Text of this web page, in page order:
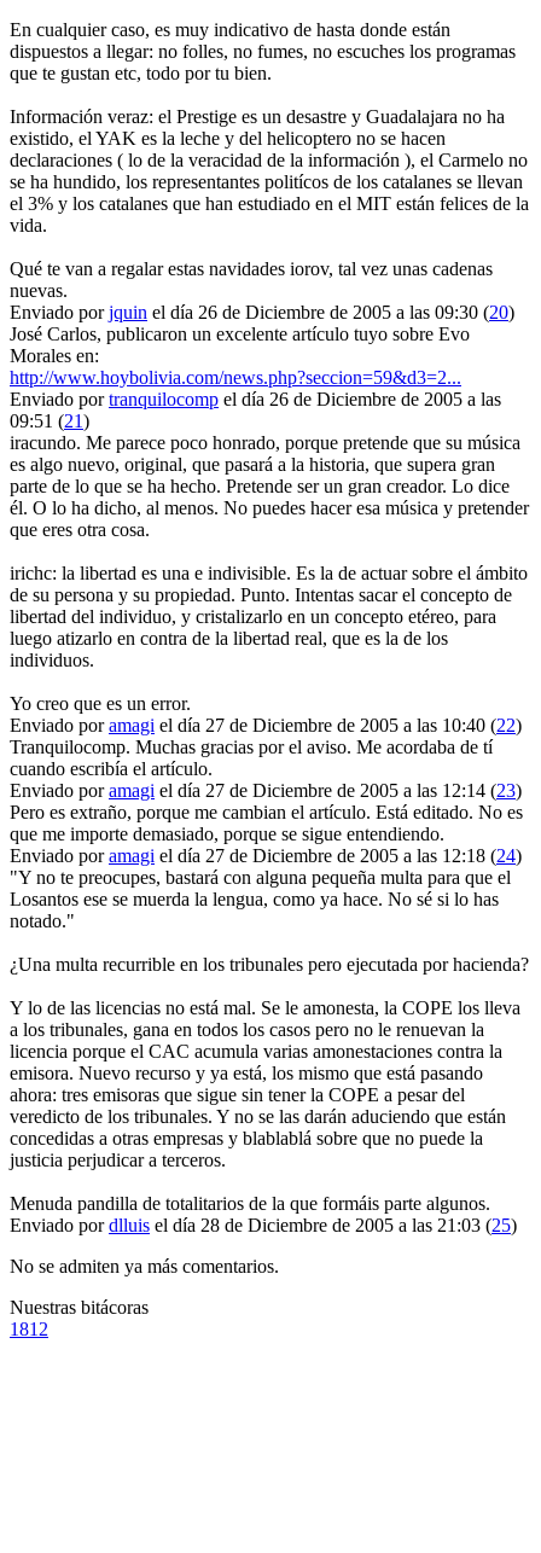
En cualquier caso, es muy indicativo de hasta donde están
dispuestos a llegar: no folles, no fumes, no escuches los programas
que te gustan etc, todo por tu bien.
Información veraz: el Prestige es un desastre y Guadalajara no ha
existido, el YAK es la leche y del helicoptero no se hacen
declaraciones ( lo de la veracidad de la información ), el Carmelo no
se ha hundido, los representantes politícos de los catalanes se llevan
el 3% y los catalanes que han estudiado en el MIT están felices de la
vida.
Qué te van a regalar estas navidades iorov, tal vez unas cadenas
nuevas.
Enviado porjquin el día 26 de Diciembre de 2005 a las 09:30 (20)
José Carlos, publicaron un excelente artículo tuyo sobre Evo
Morales en:
http://www.hoybolivia.com/news.php?seccion=59&d3=2...
Enviado portranquilocomp el día 26 de Diciembre de 2005 a las
09:51 (21)
iracundo. Me parece poco honrado, porque pretende que su música
es algo nuevo, original, que pasará a la historia, que supera gran
parte de lo que se ha hecho. Pretende ser un gran creador. Lo dice
él. O lo ha dicho, al menos. No puedes hacer esa música y pretender
que eres otra cosa.
irichc: la libertad es una e indivisible. Es la de actuar sobre el ámbito
de su persona y su propiedad. Punto. Intentas sacar el concepto de
libertad del individuo, y cristalizarlo en un concepto etéreo, para
luego atizarlo en contra de la libertad real, que es la de los
individuos.
Yo creo que es un error.
Enviado poramagi el día 27 de Diciembre de 2005 a las 10:40 (22)
Tranquilocomp. Muchas gracias por el aviso. Me acordaba de tí
cuando escribía el artículo.
Enviado poramagi el día 27 de Diciembre de 2005 a las 12:14 (23)
Pero es extraño, porque me cambian el artículo. Está editado. No es
que me importe demasiado, porque se sigue entendiendo.
Enviado poramagi el día 27 de Diciembre de 2005 a las 12:18 (24)
"Y no te preocupes, bastará con alguna pequeña multa para que el
Losantos ese se muerda la lengua, como ya hace. No sé si lo has
notado."
¿Una multa recurrible en los tribunales pero ejecutada por hacienda?
Y lo de las licencias no está mal. Se le amonesta, la COPE los lleva
a los tribunales, gana en todos los casos pero no le renuevan la
licencia porque el CAC acumula varias amonestaciones contra la
emisora. Nuevo recurso y ya está, los mismo que está pasando
ahora: tres emisoras que sigue sin tener la COPE a pesar del
veredicto de los tribunales. Y no se las darán aduciendo que están
concedidas a otras empresas y blablablá sobre que no puede la
justicia perjudicar a terceros.
Menuda pandilla de totalitarios de la que formáis parte algunos.
Enviado pordlluis el día 28 de Diciembre de 2005 a las 21:03 (25)
No se admiten ya más comentarios.
Nuestras bitácoras
1812